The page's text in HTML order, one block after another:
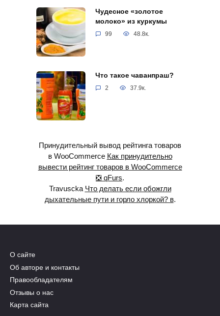
Чудесное «золотое
молоко» из куркумы
99 48.8к.
Что такое чаванпраш?
2 37.9к.
Принудительный вывод рейтинга товаров
в WooCommerce Как принудительно
вывести рейтинг товаров в WooCommerce
❎ qFurs.
Travuscka Что делать если обожгли
дыхательные пути и горло хлоркой? в.
О сайте
Об авторе и контакты
Правообладателям
Отзывы о нас
Карта сайта